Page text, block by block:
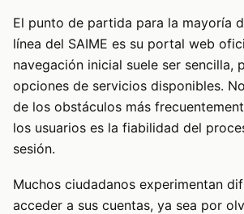
El punto de partida para la mayoría
línea del SAIME es su portal web
navegación inicial suele ser sencilla,
opciones de servicios disponibles.
de los obstáculos más
los usuarios es la fiabilidad del
sesión.
Muchos ciudadanos experimentan
acceder a sus cuentas, ya sea por